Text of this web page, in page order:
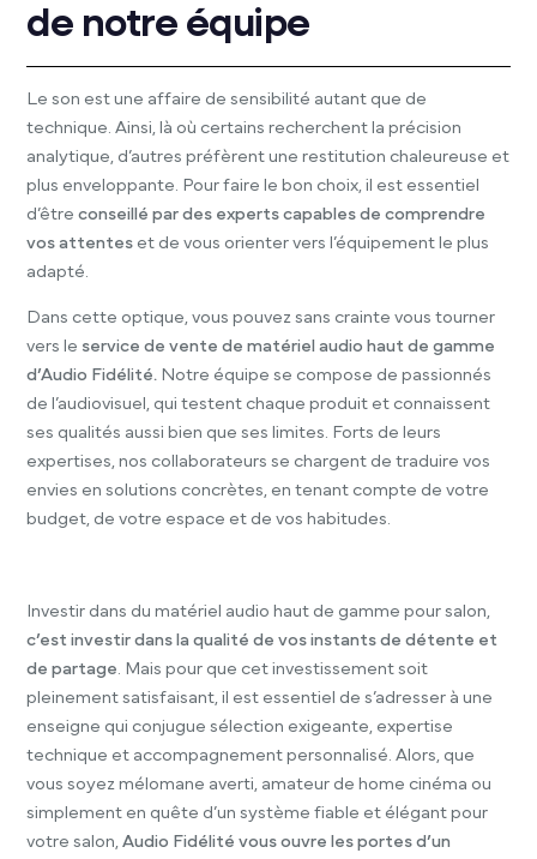
de notre équipe
Le son est une affaire de sensibilité autant que de
technique. Ainsi, là où certains recherchent la précision
analytique, d’autres préfèrent une restitution chaleureuse et
plus enveloppante. Pour faire le bon choix, il est essentiel
d’êtreconseillé par des experts capables de comprendre
vos attentes et de vous orienter vers l’équipement le plus
adapté.
Dans cette optique, vous pouvez sans crainte vous tourner
vers le service de vente de matériel audio haut de gamme
d’Audio Fidélité. Notre équipe se compose de passionnés
de l’audiovisuel, qui testent chaque produit et connaissent
ses qualités aussi bien que ses limites. Forts de leurs
expertises, nos collaborateurs se chargent de traduire vos
envies en solutions concrètes, en tenant compte de votre
budget, de votre espace et de vos habitudes.
Investir dans du matériel audio haut de gamme pour salon,
c’est investir dans la qualité de vos instants de détente et
de partage . Mais pour que cet investissement soit
pleinement satisfaisant, il est essentiel de s’adresser à une
enseigne qui conjugue sélection exigeante, expertise
technique et accompagnement personnalisé. Alors, que
vous soyez mélomane averti, amateur de home cinéma ou
simplement en quête d’un système fiable et élégant pour
votre salon,Audio Fidélité vous ouvre les portes d’un